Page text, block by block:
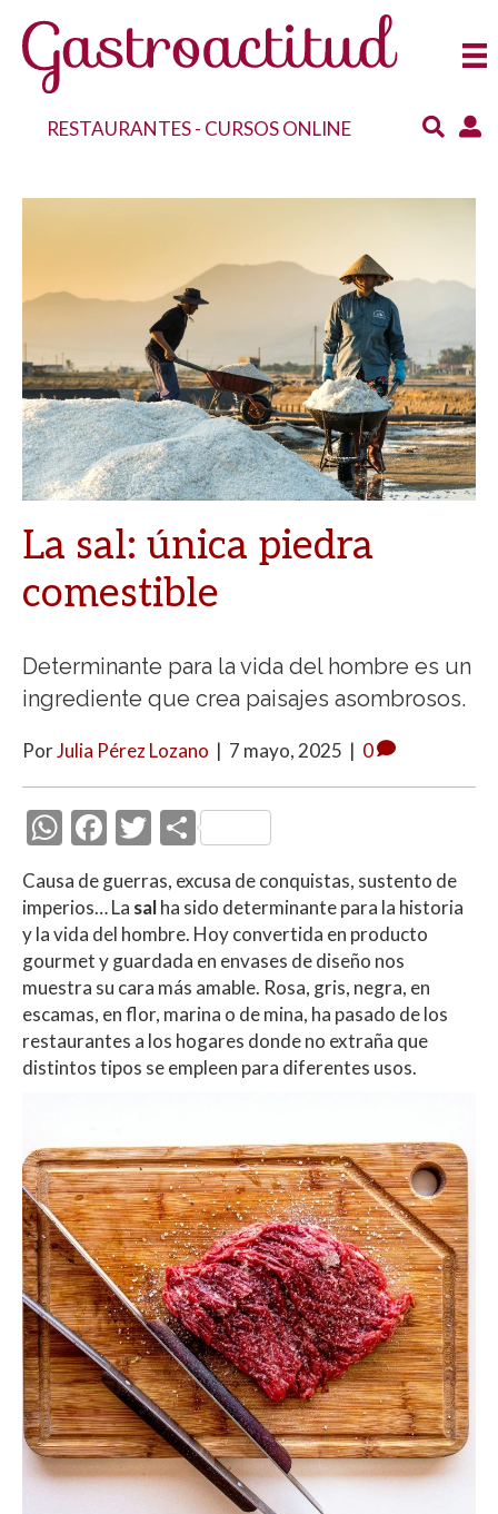
RESTAURANTES- CURSOS ONLINE
La sal: única piedra
comestible
Determinante para la vida del hombre es un
ingrediente que crea paisajes asombrosos.
PorJulia Pérez Lozano | 7 mayo, 2025 | 0
W
at
s
A
p
p
F
e
b
o
o
k
T
itt
er
C
m
p
ar
ti
r
Causa de guerras, excusa de conquistas, sustento de
imperios… La salha sido determinante para la historia
y la vida del hombre. Hoy convertida en producto
gourmet y guardada en envases de diseño nos
muestra su cara más amable. Rosa, gris, negra, en
escamas, en flor, marina o de mina, ha pasado de los
restaurantes a los hogares donde no extraña que
distintos tipos se empleen para diferentes usos.